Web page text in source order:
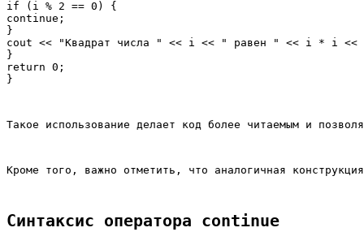
if (i % 2 == 0) {
continue;
}
cout << "Квадрат числа " << i << " равен " << i * i <<
}
return 0;
Такое использование делает код более читаемым и
Кроме того, важно отметить, что аналогичная
Синтаксис оператора continue